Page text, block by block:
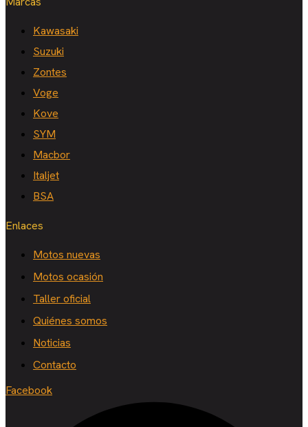
Kawasaki
Suzuki
Zontes
Voge
Kove
SYM
Macbor
Italjet
BSA
Enlaces
Motos nuevas
Motos ocasión
Taller oficial
Quiénes somos
Noticias
Contacto
Facebook